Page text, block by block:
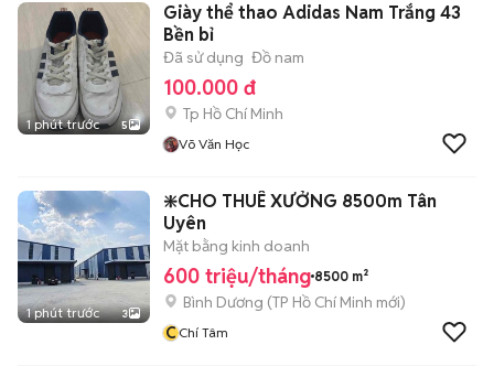
1 phút trước 5
Giày thể thao Adidas Nam Trắng 43
Bền bỉ
Đã sử dụng Đồ nam
100.000 đ
Tp Hồ Chí Minh
Võ Văn Học
1 phút trước 3
❇️CHO THUÊ XƯỞNG 8500m Tân
Uyên
Mặt bằng kinh doanh
600 triệu/tháng 8500 m²
Bình Dương (TP Hồ Chí Minh mới)
CChí Tâm